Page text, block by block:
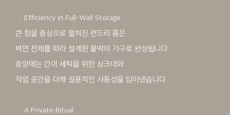
ㆍ Efficiency in Full-Wall Storage
큰 창을 중심으로 펼쳐진 런드리 룸은
벽면 전체를 따라 설계된 붙박이 가구로 완성됩니다.
중앙에는 간이 세탁을 위한 싱크대와
작업 공간을 더해 실용적인 사용성을 담아냈습니다.
ㆍ A Private Ritual